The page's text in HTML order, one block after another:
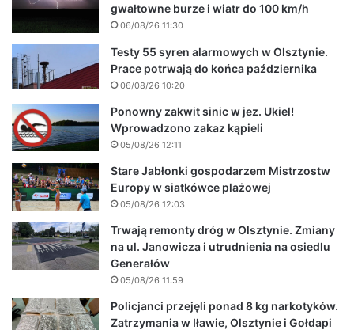
gwałtowne burze i wiatr do 100 km/h
06/08/26 11:30
Testy 55 syren alarmowych w Olsztynie.
Prace potrwają do końca października
06/08/26 10:20
Ponowny zakwit sinic w jez. Ukiel!
Wprowadzono zakaz kąpieli
05/08/26 12:11
Stare Jabłonki gospodarzem Mistrzostw
Europy w siatkówce plażowej
05/08/26 12:03
Trwają remonty dróg w Olsztynie. Zmiany
na ul. Janowicza i utrudnienia na osiedlu
Generałów
05/08/26 11:59
Policjanci przejęli ponad 8 kg narkotyków.
Zatrzymania w Iławie, Olsztynie i Gołdapi